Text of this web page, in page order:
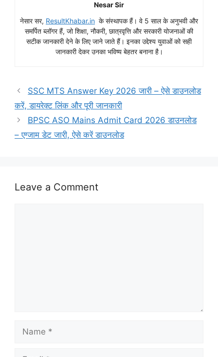
Nesar Sir
नेसार सर, ResultKhabar.in के संस्थापक हैं। वे 5 साल के अनुभवी और
समर्पित ब्लॉगर हैं, जो शिक्षा, नौकरी, छात्रवृत्ति और सरकारी योजनाओं की
सटीक जानकारी देने के लिए जाने जाते हैं। इनका उद्देश्य युवाओं को सही
जानकारी देकर उनका भविष्य बेहतर बनाना है।
SSC MTS Answer Key 2026 जारी – ऐसे डाउनलोड
करें, डायरेक्ट लिंक और पूरी जानकारी
BPSC ASO Mains Admit Card 2026 डाउनलोड
– एग्जाम डेट जारी, ऐसे करें डाउनलोड
Leave a Comment
Name
Email